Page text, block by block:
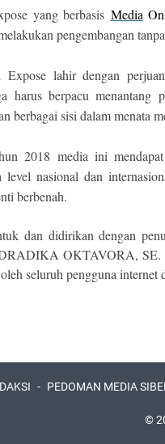
yang berbasis Media
pengembangan
lahir dengan
harus berpacu
berbagai sisi dalam menata
2018 media ini
level nasional dan
berbenah.
dan didirikan dengan
OKTAVORA, SE.
seluruh pengguna
PEDOMAN MEDIA
©